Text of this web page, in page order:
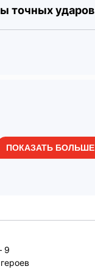
точных ударов
ПОКАЗАТЬ БОЛЬШЕ
9